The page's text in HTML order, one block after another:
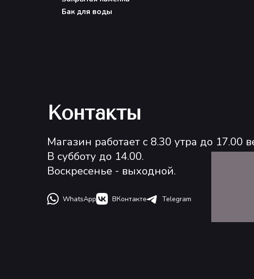
Бак для воды
Контакты
Магазин работает с 8.30 утра до 17.00
В субботу до 14.00.
Воскресенье - выходной.
WhatsApp ВКонтакте Telegram